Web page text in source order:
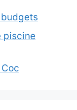
piscine